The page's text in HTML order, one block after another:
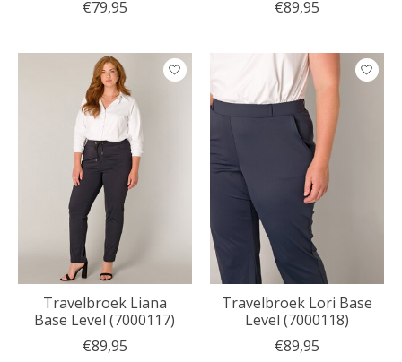
€79,95 €89,95
Travelbroek Liana
Base Level (7000117)
€89,95
Travelbroek Lori Base
Level (7000118)
€89,95